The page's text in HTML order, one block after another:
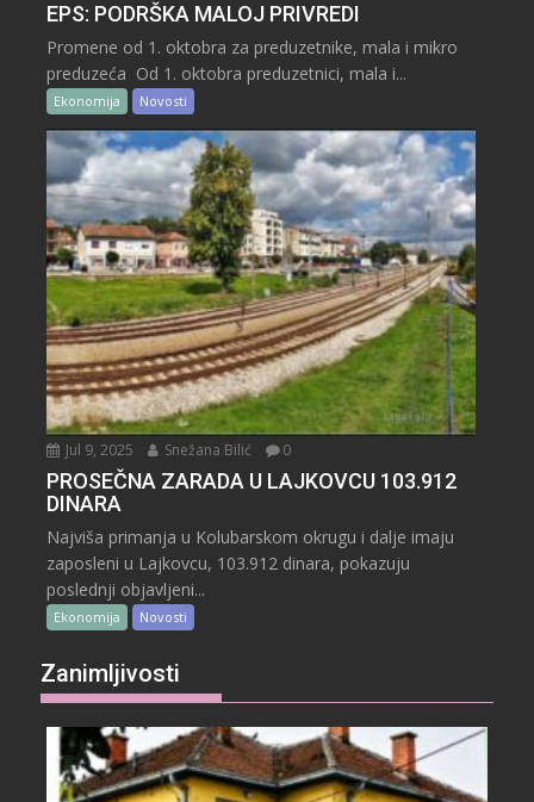
EPS: PODRŠKA MALOJ PRIVREDI
Promene od 1. oktobra za preduzetnike, mala i mikro
preduzeća Od 1. oktobra preduzetnici, mala i...
Ekonomija Novosti
Jul 9, 2025 Snežana Bilić 0
PROSEČNA ZARADA U LAJKOVCU 103.912
DINARA
Najviša primanja u Kolubarskom okrugu i dalje imaju
zaposleni u Lajkovcu, 103.912 dinara, pokazuju
poslednji objavljeni...
Ekonomija Novosti
Zanimljivosti